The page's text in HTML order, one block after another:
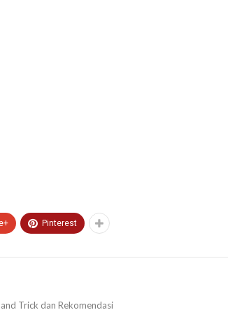
Pinterest
Trick dan Rekomendasi